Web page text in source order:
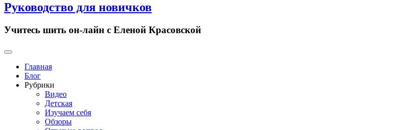
Руководство для новичков
Учитесь шить он-лайн с Еленой Красовской
Primary
Главная
Блог
Рубрики
Видео
Детская
Изучаем себя
Обзоры